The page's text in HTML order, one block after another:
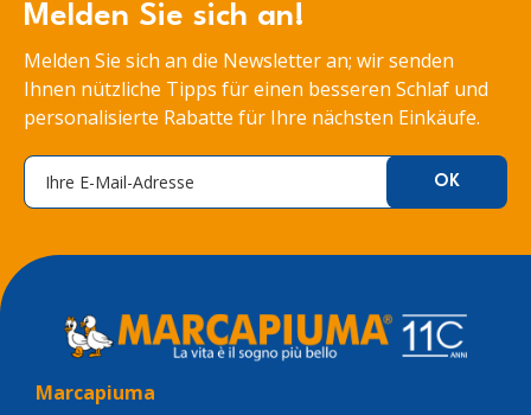
Melden Sie sich an!
Melden Sie sich an die Newsletter an; wir senden
Ihnen nützliche Tipps für einen besseren Schlaf und
personalisierte Rabatte für Ihre nächsten Einkäufe.
Marcapiuma